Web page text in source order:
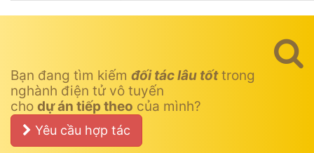
Bạn đang tìm kiếm đối tác lâu tốttrong
nghành điện tử vô tuyến
cho dự án tiếp theo của mình?
Yêu cầu hợp tác